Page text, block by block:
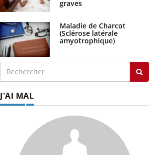
graves
Maladie de Charcot
(Sclérose latérale
amyotrophique)
J'AI MAL